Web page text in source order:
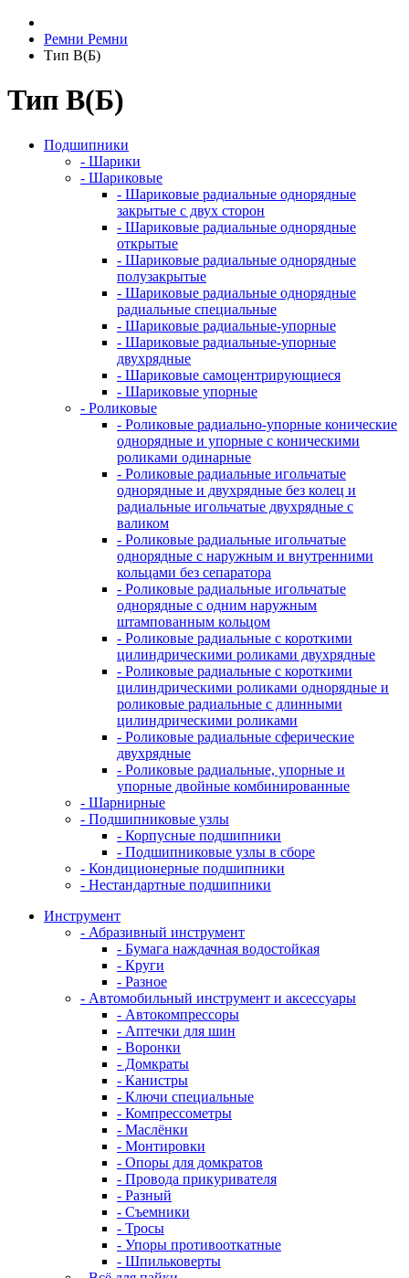
Ремни Ремни
Тип B(Б)
Тип B(Б)
Подшипники
- Шарики
- Шариковые
- Шариковые радиальные однорядные
закрытые с двух сторон
- Шариковые радиальные однорядные
открытые
- Шариковые радиальные однорядные
полузакрытые
- Шариковые радиальные однорядные
радиальные специальные
- Шариковые радиальные-упорные
- Шариковые радиальные-упорные
двухрядные
- Шариковые самоцентрирующиеся
- Шариковые упорные
- Роликовые
- Роликовые радиально-упорные конические
однорядные и упорные с коническими
роликами одинарные
- Роликовые радиальные игольчатые
однорядные и двухрядные без колец и
радиальные игольчатые двухрядные с
валиком
- Роликовые радиальные игольчатые
однорядные с наружным и внутренними
кольцами без сепаратора
- Роликовые радиальные игольчатые
однорядные с одним наружным
штампованным кольцом
- Роликовые радиальные с короткими
цилиндрическими роликами двухрядные
- Роликовые радиальные с короткими
цилиндрическими роликами однорядные и
роликовые радиальные с длинными
цилиндрическими роликами
- Роликовые радиальные сферические
двухрядные
- Роликовые радиальные, упорные и
упорные двойные комбинированные
- Шарнирные
- Подшипниковые узлы
- Корпусные подшипники
- Подшипниковые узлы в сборе
- Кондиционерные подшипники
- Нестандартные подшипники
Инструмент
- Абразивный инструмент
- Бумага наждачная водостойкая
- Круги
- Разное
- Автомобильный инструмент и аксессуары
- Автокомпрессоры
- Аптечки для шин
- Воронки
- Домкраты
- Канистры
- Ключи специальные
- Компрессометры
- Маслёнки
- Монтировки
- Опоры для домкратов
- Провода прикуривателя
- Разный
- Съемники
- Тросы
- Упоры противооткатные
- Шпильковерты